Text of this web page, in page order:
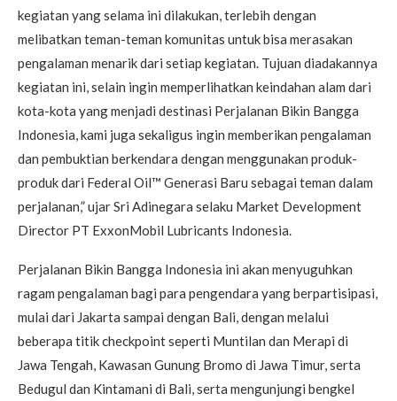
kegiatan yang selama ini dilakukan, terlebih dengan
melibatkan teman-teman komunitas untuk bisa merasakan
pengalaman menarik dari setiap kegiatan. Tujuan diadakannya
kegiatan ini, selain ingin memperlihatkan keindahan alam dari
kota-kota yang menjadi destinasi Perjalanan Bikin Bangga
Indonesia, kami juga sekaligus ingin memberikan pengalaman
dan pembuktian berkendara dengan menggunakan produk-
produk dari Federal Oil™ Generasi Baru sebagai teman dalam
perjalanan,” ujar Sri Adinegara selaku Market Development
Director PT ExxonMobil Lubricants Indonesia.
Perjalanan Bikin Bangga Indonesia ini akan menyuguhkan
ragam pengalaman bagi para pengendara yang berpartisipasi,
mulai dari Jakarta sampai dengan Bali, dengan melalui
beberapa titik checkpoint seperti Muntilan dan Merapi di
Jawa Tengah, Kawasan Gunung Bromo di Jawa Timur, serta
Bedugul dan Kintamani di Bali, serta mengunjungi bengkel